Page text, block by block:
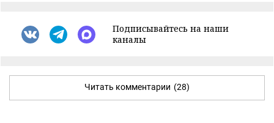
Подписывайтесь на наши
каналы
Читать комментарии (28)